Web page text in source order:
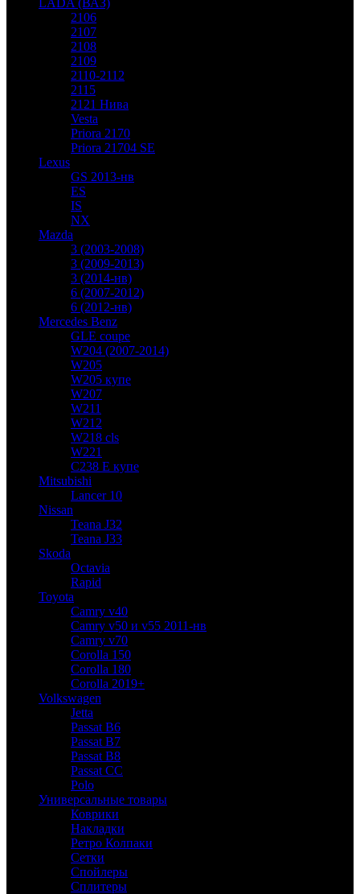
LADA (ВАЗ)
2106
2107
2108
2109
2110-2112
2115
2121 Нива
Vesta
Priora 2170
Priora 21704 SE
Lexus
GS 2013-нв
ES
IS
NX
Mazda
3 (2003-2008)
3 (2009-2013)
3 (2014-нв)
6 (2007-2012)
6 (2012-нв)
Mercedes Benz
GLE coupe
W204 (2007-2014)
W205
W205 купе
W207
W211
W212
W218 cls
W221
C238 E купе
Mitsubishi
Lancer 10
Nissan
Teana J32
Teana J33
Skoda
Octavia
Rapid
Toyota
Camry v40
Camry v50 и v55 2011-нв
Camry v70
Corolla 150
Corolla 180
Corolla 2019+
Volkswagen
Jetta
Passat B6
Passat B7
Passat B8
Passat CC
Polo
Универсальные товары
Коврики
Накладки
Ретро Колпаки
Сетки
Спойлеры
Сплитеры